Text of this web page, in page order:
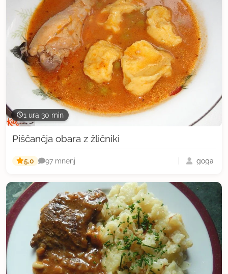
1 ura 30 min
Piščančja obara z žličniki
5,0 97 mnenj goga